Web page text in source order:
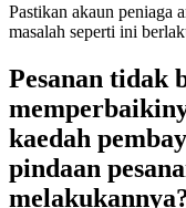
Pastikan akaun peniaga
masalah seperti ini
Pesanan tidak
kaedah
pindaan